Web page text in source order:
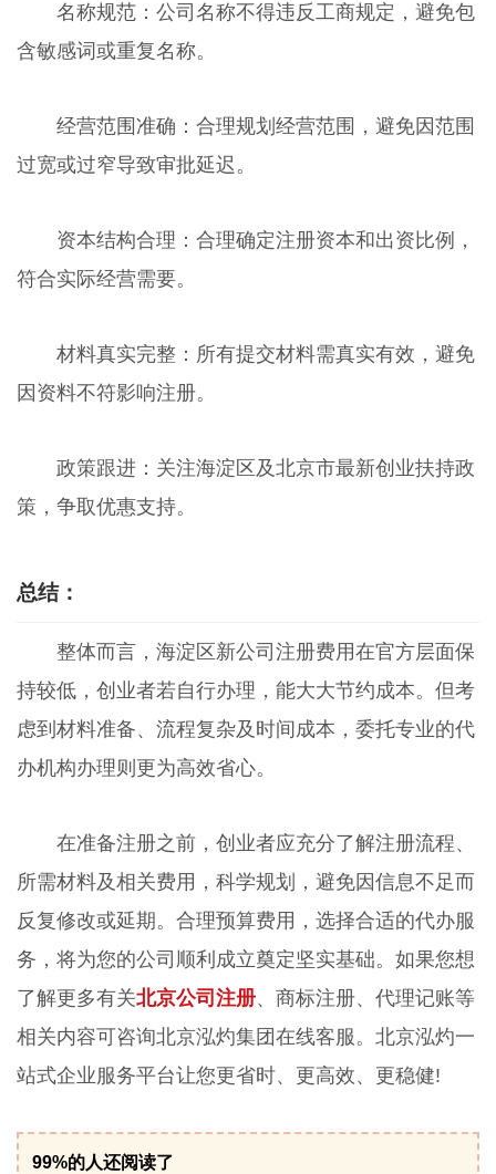
名称规范：公司名称不得违反工商规定，避免包
含敏感词或重复名称。
经营范围准确：合理规划经营范围，避免因范围
过宽或过窄导致审批延迟。
资本结构合理：合理确定注册资本和出资比例，
符合实际经营需要。
材料真实完整：所有提交材料需真实有效，避免
因资料不符影响注册。
政策跟进：关注海淀区及北京市最新创业扶持政
策，争取优惠支持。
总结：
整体而言，海淀区新公司注册费用在官方层面保
持较低，创业者若自行办理，能大大节约成本。但考
虑到材料准备、流程复杂及时间成本，委托专业的代
办机构办理则更为高效省心。
在准备注册之前，创业者应充分了解注册流程、
所需材料及相关费用，科学规划，避免因信息不足而
反复修改或延期。合理预算费用，选择合适的代办服
务，将为您的公司顺利成立奠定坚实基础。如果您想
了解更多有关北京公司注册、商标注册、代理记账等
相关内容可咨询北京泓灼集团在线客服。北京泓灼一
站式企业服务平台让您更省时、更高效、更稳健!
99%的人还阅读了